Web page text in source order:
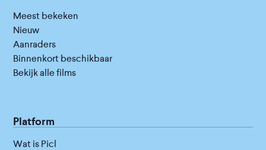
Meest bekeken
Nieuw
Aanraders
Binnenkort beschikbaar
Bekijk alle films
Platform
Wat is Picl